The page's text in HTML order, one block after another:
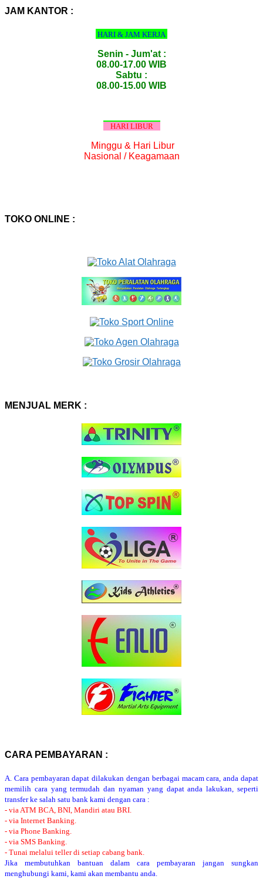
JAM KANTOR :
HARI & JAM KERJA
Senin - Jum'at :
08.00-17.00 WIB
Sabtu :
08.00-15.00 WIB
HARI LIBUR
Minggu & Hari Libur
Nasional / Keagamaan
TOKO ONLINE :
MENJUAL MERK :
CARA PEMBAYARAN :
A. Cara pembayaran dapat dilakukan dengan berbagai macam cara, anda dapat
memilih cara yang termudah dan nyaman yang dapat anda lakukan, seperti
transfer ke salah satu bank kami dengan cara :
- via ATM BCA, BNI, Mandiri atau BRI.
- via Internet Banking.
- via Phone Banking.
- via SMS Banking.
- Tunai melalui teller di setiap cabang bank.
Jika membutuhkan bantuan dalam cara pembayaran jangan sungkan
menghubungi kami, kami akan membantu anda.